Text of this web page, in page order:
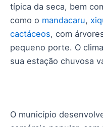
típica da seca, bem
como o mandacaru,
cactáceos, com
pequeno porte. O
sua estação chuvosa
O município